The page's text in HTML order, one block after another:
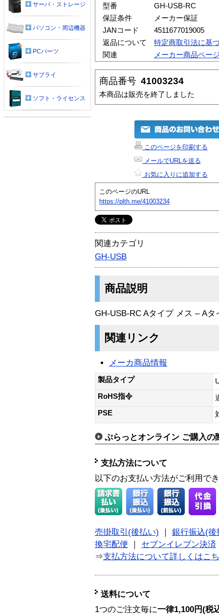
型番
GH-USB-RC
保証条件
メーカー保証
JANコード
4511677019005
返品について
特定商取引法に基
関連
メーカー商品ペー
商品番号 41003234
本商品は販売を終了しました
このページを印刷する
メールでURLを送る
お気に入りに追加する
このページのURL
https://plth.me/41003234
関連カテゴリ
GH-USB
商品説明
GH-USB-RC Aタイプ メス – A
関連リンク
メーカ商品情報
製品タイプ
RoHS指令
PSE
ぷらっとオンライン ご購入の
支払方法について
以下のお支払い方法がご利用で
売掛取引(後払い) ｜ 銀行振込(後
換宅配便 ｜ セブンイレブン決済
⇒支払方法について詳しくはこ
送料について
1つのご注文毎に一律1,100円(税
サーバ・ストレージ
パソコン・周辺機器
PCパーツ
サプライ
ソフト・ライセンス